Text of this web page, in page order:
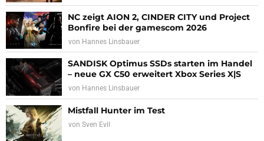
NC zeigt AION 2, CINDER CITY und Project
Bonfire bei der gamescom 2026
von Hannes Linsbauer
SANDISK Optimus SSDs starten im Handel
– neue GX C50 erweitert Xbox Series X|S
von Hannes Linsbauer
Mistfall Hunter im Test
von Sven Evil